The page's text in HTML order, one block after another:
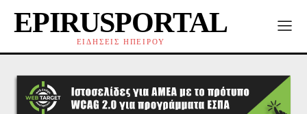
EPIRUSPORTAL
ΕΙΔΗΣΕΙΣ ΗΠΕΙΡΟΥ